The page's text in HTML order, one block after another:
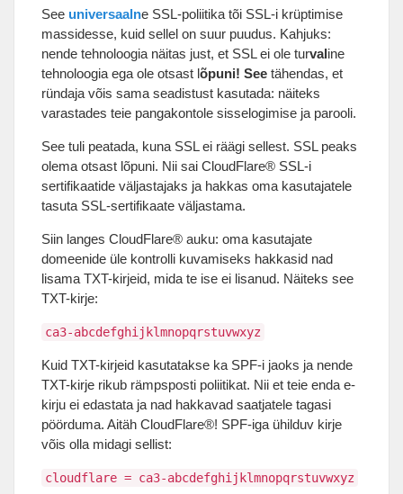
See universaalne SSL-poliitika tõi SSL-i krüptimise
massidesse, kuid sellel on suur puudus. Kahjuks:
nende tehnoloogia näitas just, et SSL ei ole turvaline
tehnoloogia ega ole otsast lõpuni! See tähendas, et
ründaja võis sama seadistust kasutada: näiteks
varastades teie pangakontole sisselogimise ja parooli.
See tuli peatada, kuna SSL ei räägi sellest. SSL peaks
olema otsast lõpuni. Nii sai CloudFlare® SSL-i
sertifikaatide väljastajaks ja hakkas oma kasutajatele
tasuta SSL-sertifikaate väljastama.
Siin langes CloudFlare® auku: oma kasutajate
domeenide üle kontrolli kuvamiseks hakkasid nad
lisama TXT-kirjeid, mida te ise ei lisanud. Näiteks see
TXT-kirje:
ca3-abcdefghijklmnopqrstuvwxyz
Kuid TXT-kirjeid kasutatakse ka SPF-i jaoks ja nende
TXT-kirje rikub rämpsposti poliitikat. Nii et teie enda e-
kirju ei edastata ja nad hakkavad saatjatele tagasi
pöörduma. Aitäh CloudFlare®! SPF-iga ühilduv kirje
võis olla midagi sellist:
cloudflare = ca3-abcdefghijklmnopqrstuvwxyz